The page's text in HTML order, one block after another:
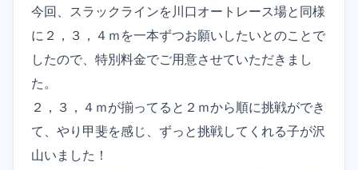
今回、スラックラインを川口オートレース場と同様
に２，３，４ｍを一本ずつお願いしたいとのことで
したので、特別料金でご用意させていただきまし
た。
２，３，４ｍが揃ってると２ｍから順に挑戦ができ
て、やり甲斐を感じ、ずっと挑戦してくれる子が沢
山いました！